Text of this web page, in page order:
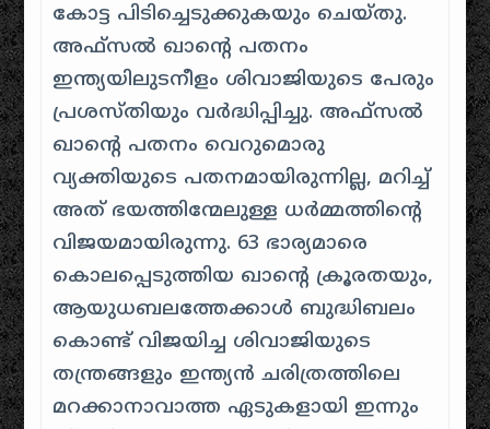
കോട്ട പിടിച്ചെടുക്കുകയും ചെയ്തു.
അഫ്സൽ ഖാൻ്റെ പതനം
ഇന്ത്യയിലുടനീളം ശിവാജിയുടെ പേരും
പ്രശസ്തിയും വർദ്ധിപ്പിച്ചു. അഫ്സൽ
ഖാന്റെ പതനം വെറുമൊരു
വ്യക്തിയുടെ പതനമായിരുന്നില്ല, മറിച്ച്
അത് ഭയത്തിന്മേലുള്ള ധർമ്മത്തിന്റെ
വിജയമായിരുന്നു. 63 ഭാര്യമാരെ
കൊലപ്പെടുത്തിയ ഖാന്റെ ക്രൂരതയും,
ആയുധബലത്തേക്കാൾ ബുദ്ധിബലം
കൊണ്ട് വിജയിച്ച ശിവാജിയുടെ
തന്ത്രങ്ങളും ഇന്ത്യൻ ചരിത്രത്തിലെ
മറക്കാനാവാത്ത ഏടുകളായി ഇന്നും